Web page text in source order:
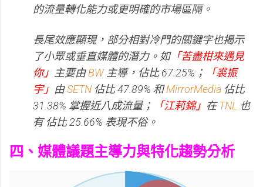
的流量轉化能力或更明確的市場區隔。
長尾效應顯現，部分相對冷門的關鍵字也揭示
了小眾或垂直媒體的潛力。如「苦盡柑來遇見
你」
主要由BW主導，佔比 67.25%；
「裘振
宇」 由SETN 佔比 47.89% 和MirrorMedia 佔比
31.38% 掌握近八成流量；
「江莉錦」 在TNL 也
有 佔比 25.66% 表現不俗。
四、媒體議題主導力與特化趨勢分析